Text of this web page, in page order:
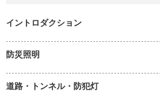
イントロダクション
防災照明
道路・トンネル・防犯灯